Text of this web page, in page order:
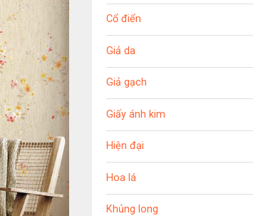
Cổ điển
Giả da
Giả gạch
Giấy ánh kim
Hiện đại
Hoa lá
Khủng long